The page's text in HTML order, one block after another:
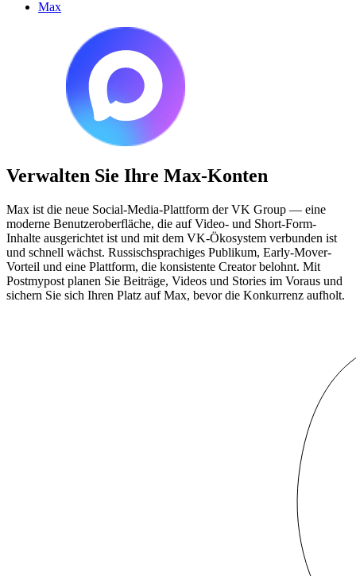
Max
Verwalten Sie Ihre Max-Konten
Max ist die neue Social-Media-Plattform der VK Group — eine
moderne Benutzeroberfläche, die auf Video- und Short-Form-
Inhalte ausgerichtet ist und mit dem VK-Ökosystem verbunden ist
und schnell wächst. Russischsprachiges Publikum, Early-Mover-
Vorteil und eine Plattform, die konsistente Creator belohnt. Mit
Postmypost planen Sie Beiträge, Videos und Stories im Voraus und
sichern Sie sich Ihren Platz auf Max, bevor die Konkurrenz aufholt.